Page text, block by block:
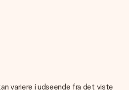
variere i udseende fra det viste